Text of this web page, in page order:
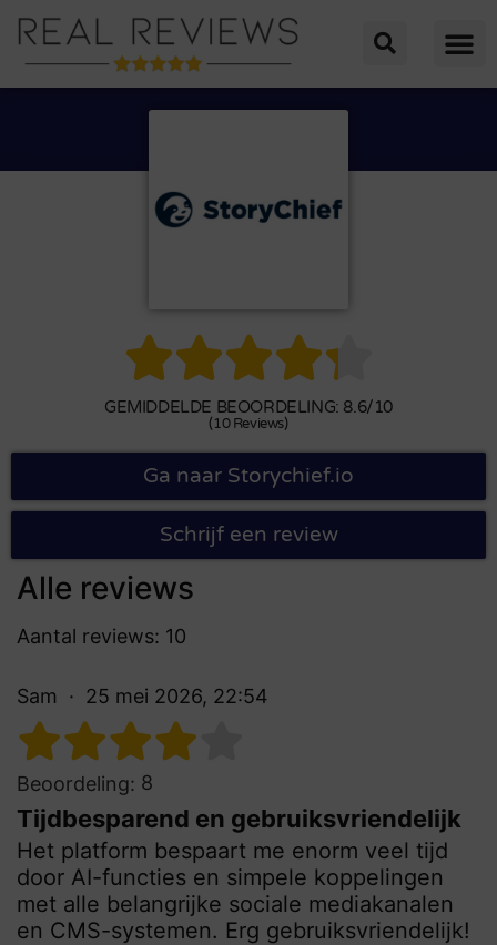

GEMIDDELDE BEOORDELING: 8.6/10
(10 Reviews)
Ga naar Storychief.io
Schrijf een review
Alle reviews
Aantal reviews: 10
Sam 25 mei 2026, 22:54
Beoordeling: 8
Tijdbesparend en gebruiksvriendelijk
Het platform bespaart me enorm veel tijd
door AI-functies en simpele koppelingen
met alle belangrijke sociale mediakanalen
en CMS-systemen. Erg gebruiksvriendelijk!